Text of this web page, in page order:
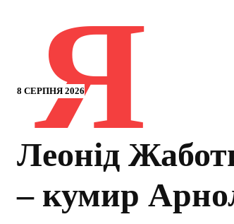
8 СЕРПНЯ 2026
Я
Леонід
– кумир